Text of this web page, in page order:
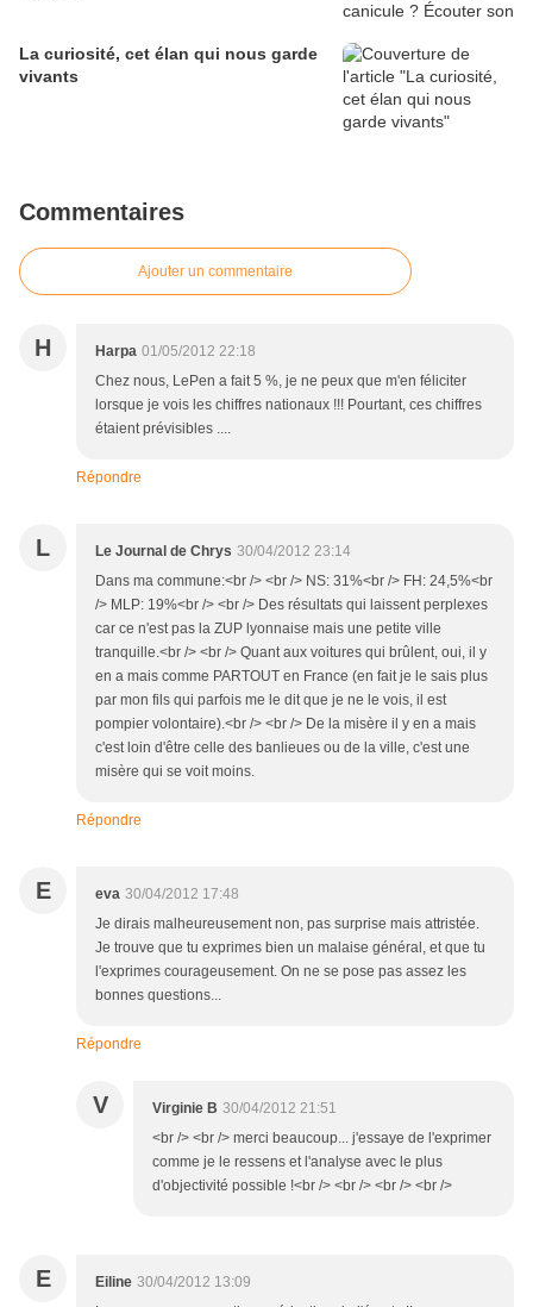
La curiosité, cet élan qui nous garde
vivants
Commentaires
Ajouter un commentaire
H Harpa 01/05/2012 22:18
Chez nous, LePen a fait 5 %, je ne peux que m'en féliciter
lorsque je vois les chiffres nationaux !!! Pourtant, ces chiffres
étaient prévisibles ....
Répondre
L Le Journal de Chrys 30/04/2012 23:14
Dans ma commune:<br /> <br /> NS: 31%<br /> FH: 24,5%<br
/> MLP: 19%<br /> <br /> Des résultats qui laissent perplexes
car ce n'est pas la ZUP lyonnaise mais une petite ville
tranquille.<br /> <br /> Quant aux voitures qui brûlent, oui, il y
en a mais comme PARTOUT en France (en fait je le sais plus
par mon fils qui parfois me le dit que je ne le vois, il est
pompier volontaire).<br /> <br /> De la misère il y en a mais
c'est loin d'être celle des banlieues ou de la ville, c'est une
misère qui se voit moins.
Répondre
E eva 30/04/2012 17:48
Je dirais malheureusement non, pas surprise mais attristée.
Je trouve que tu exprimes bien un malaise général, et que tu
l'exprimes courageusement. On ne se pose pas assez les
bonnes questions...
Répondre
V Virginie B 30/04/2012 21:51
<br /> <br /> merci beaucoup... j'essaye de l'exprimer
comme je le ressens et l'analyse avec le plus
d'objectivité possible !<br /> <br /> <br /> <br />
E Eiline 30/04/2012 13:09